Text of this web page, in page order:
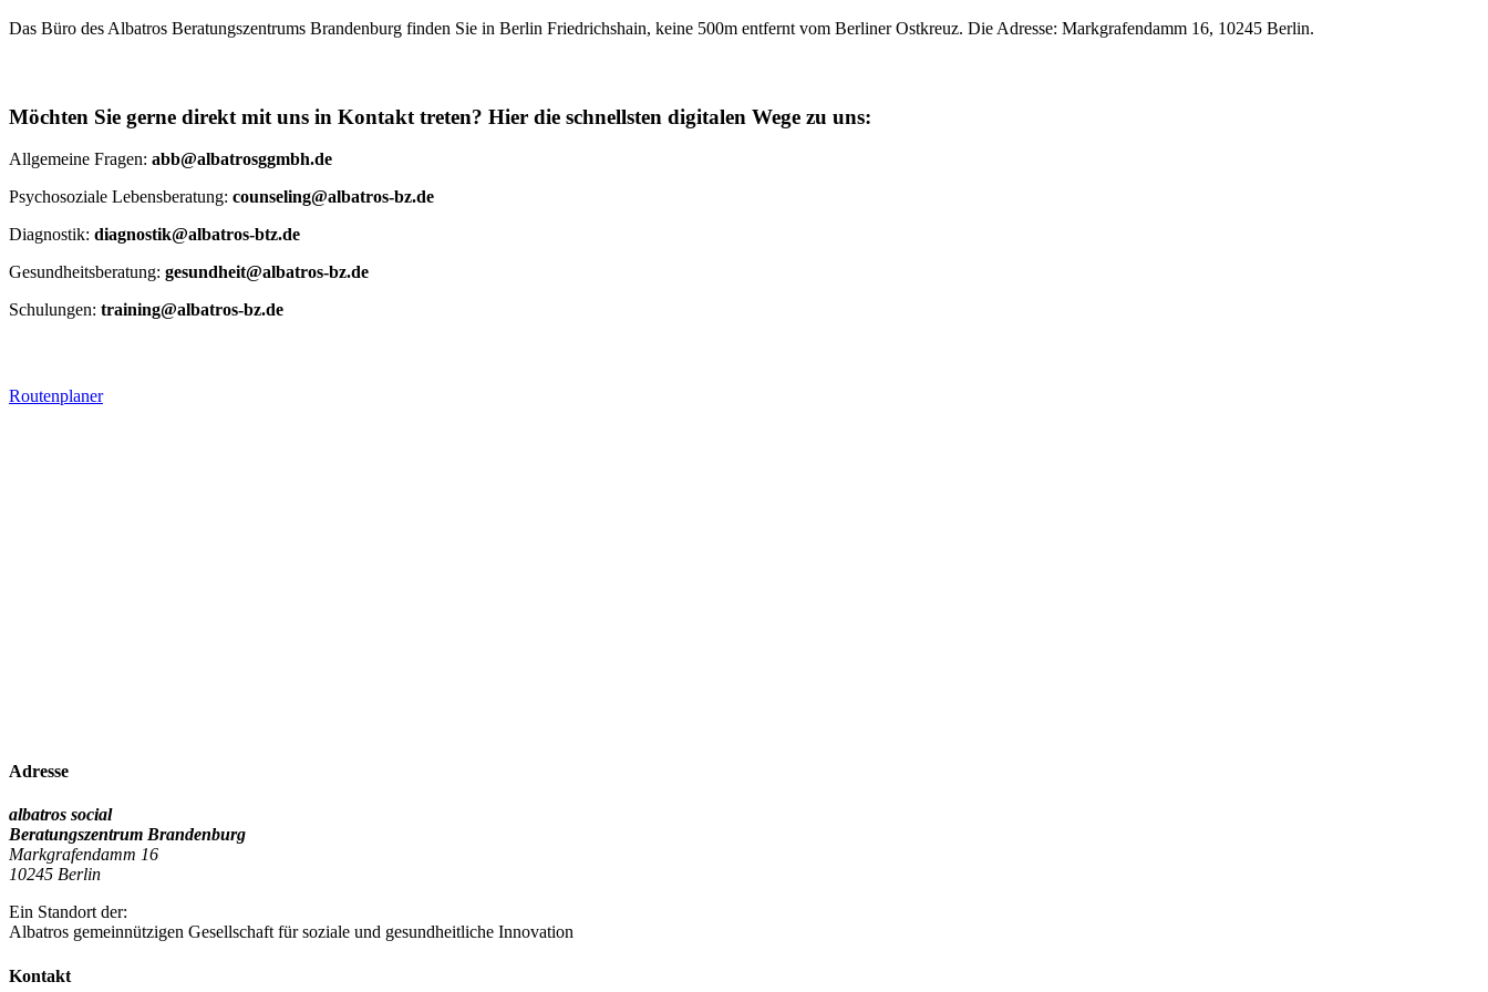
Das Büro des Albatros Beratungszentrums Brandenburg finden Sie in Berlin Friedrichshain, keine 500m entfernt vom Berliner Ostkreuz. Die Adresse: Markgrafendamm 16, 10245 Berlin.
Möchten Sie gerne direkt mit uns in Kontakt treten? Hier die schnellsten digitalen Wege zu uns:
Allgemeine Fragen: abb@albatrosggmbh.de
Psychosoziale Lebensberatung: counseling@albatros-bz.de
Diagnostik: diagnostik@albatros-btz.de
Gesundheitsberatung: gesundheit@albatros-bz.de
Schulungen: training@albatros-bz.de
Routenplaner
Adresse
albatros social
Beratungszentrum Brandenburg
Markgrafendamm 16
10245 Berlin
Ein Standort der:
Albatros gemeinnützigen Gesellschaft für soziale und gesundheitliche Innovation
Kontakt